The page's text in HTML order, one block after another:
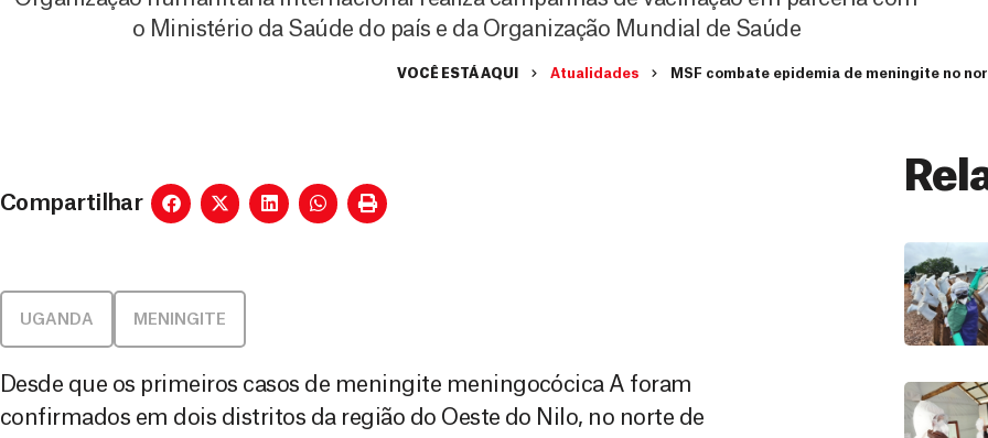
o Ministério da Saúde do país e da Organização Mundial de Saúde
VOCÊ ESTÁ AQUI Atualidades MSF combate epidemia de meningite no
Compartilhar
UGANDA MENINGITE
Desde que os primeiros casos de meningite meningocócica A foram
confirmados em dois distritos da região do Oeste do Nilo, no norte de